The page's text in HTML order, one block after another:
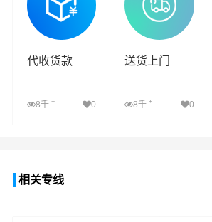
代收货款
8千 + 0
送货上门
8千+ 0
相关专线